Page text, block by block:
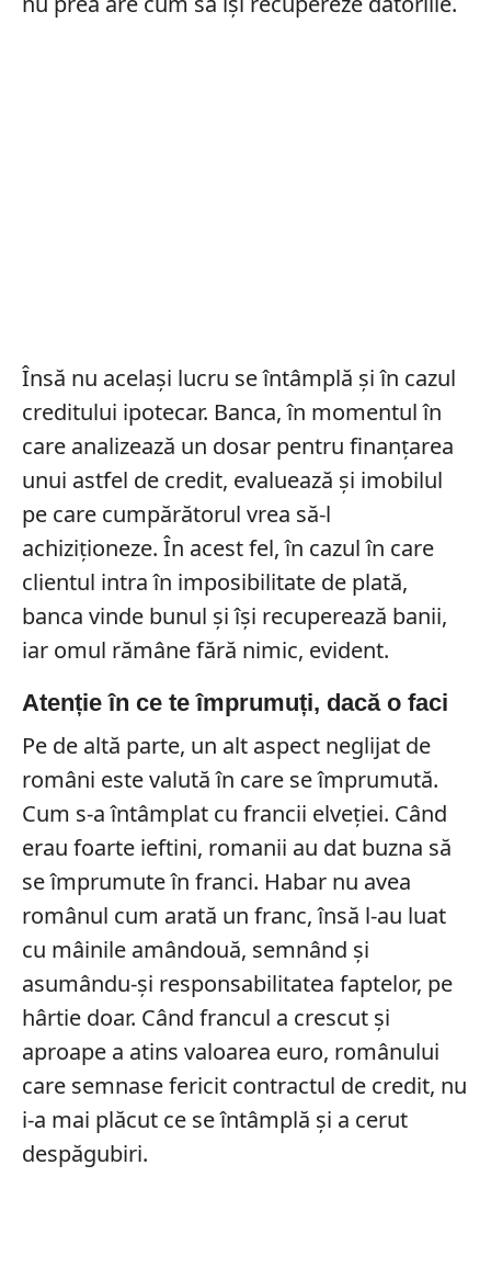
Însă nu acelaşi lucru se întâmplă şi în cazul
creditului ipotecar. Banca, în momentul în
care analizează un dosar pentru finanţarea
unui astfel de credit, evaluează şi imobilul
pe care cumpărătorul vrea să-l
achiziţioneze. În acest fel, în cazul în care
clientul intra în imposibilitate de plată,
banca vinde bunul şi îşi recuperează banii,
iar omul rămâne fără nimic, evident.
Atenție în ce te împrumuți, dacă o faci
Pe de altă parte, un alt aspect neglijat de
români este valută în care se împrumută.
Cum s-a întâmplat cu francii elveţiei. Când
erau foarte ieftini, romanii au dat buzna să
se împrumute în franci. Habar nu avea
românul cum arată un franc, însă l-au luat
cu mâinile amândouă, semnând şi
asumându-şi responsabilitatea faptelor, pe
hârtie doar. Când francul a crescut şi
aproape a atins valoarea euro, românului
care semnase fericit contractul de credit, nu
i-a mai plăcut ce se întâmplă şi a cerut
despăgubiri.